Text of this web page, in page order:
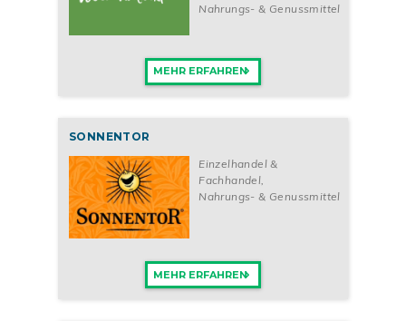
Parma-Restaurant zu eröffnen und deine Kundschaft mit deinen
einzigartigen Spezialitäten zu verwöhnen? Dann werde jetzt
unverbindliches Infopaket per E-Mail.
Nahrungs- & Genussmittel
MEHR ERFAHREN
SONNENTOR
Einzelhandel &
Fachhandel
Nahrungs- & Genussmittel
MEHR ERFAHREN